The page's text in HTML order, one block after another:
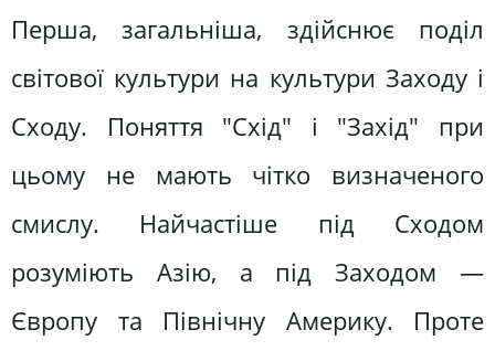
Перша, загальніша, здійснює поділ
світової культури на культури Заходу і
Сходу. Поняття "Схід" і "Захід" при
цьому не мають чітко визначеного
смислу. Найчастіше під Сходом
розуміють Азію, а під Заходом —
Європу та Північну Америку. Проте